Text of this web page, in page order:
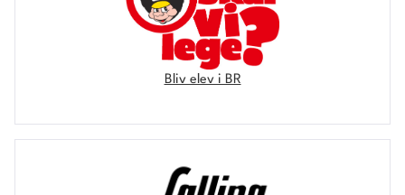
Bliv elev i BR